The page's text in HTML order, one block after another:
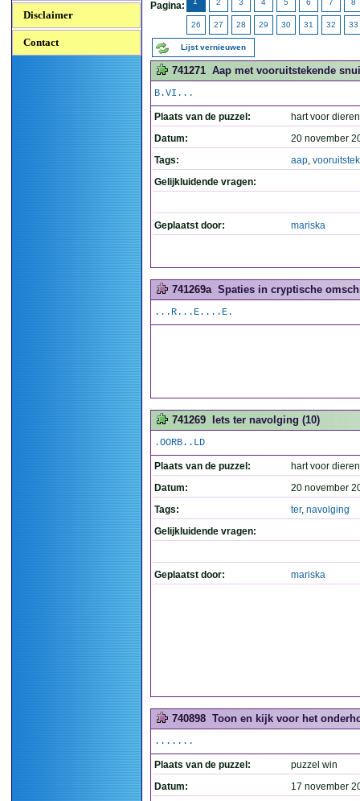
Disclaimer
Contact
Pagina: 2 3 4 5 6 7 8
26 27 28 29 30 31 32 33
Lijst vernieuwen
741271 Aap met vooruitstekende
B.VI...
Plaats van de puzzel:
hart voor dieren
Datum:
20 november
Tags:
aap,
Gelijkluidende vragen:
Geplaatst door: mariska
741269a Spaties in cryptische
...R...E....E.
741269 Iets ter navolging (10)
.OORB..LD
Plaats van de puzzel:
hart voor dieren
Datum:
20 november
Tags:
ter, navolging
Gelijkluidende vragen:
Geplaatst door: mariska
740898 Toon en kijk voor het
.......
Plaats van de puzzel:
puzzel win
Datum:
17 november